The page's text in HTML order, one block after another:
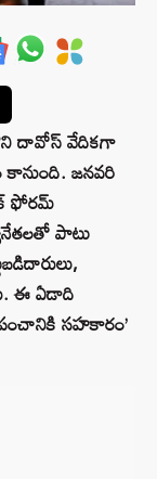
దావోస్ వేదికగా
జనవరి
ఫోరమ్
పాటు
ఈ ఏడాది
సహకారం’